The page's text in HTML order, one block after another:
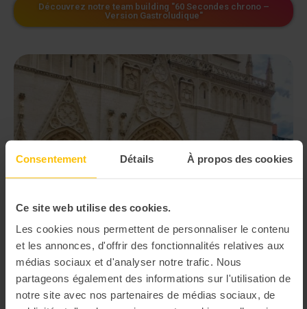
Consentement Détails À propos des cookies
Ce site web utilise des cookies.
Les cookies nous permettent de personnaliser le contenu
et les annonces, d'offrir des fonctionnalités relatives aux
médias sociaux et d'analyser notre trafic. Nous
partageons également des informations sur l'utilisation de
notre site avec nos partenaires de médias sociaux, de
Découvrez notre team building "60 Secondes chrono –
Version Gastroludique"